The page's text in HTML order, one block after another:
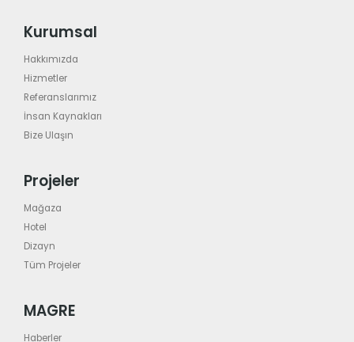
Kurumsal
Hakkımızda
Hizmetler
Referanslarımız
İnsan Kaynakları
Bize Ulaşın
Projeler
Mağaza
Hotel
Dizayn
Tüm Projeler
MAGRE
Haberler